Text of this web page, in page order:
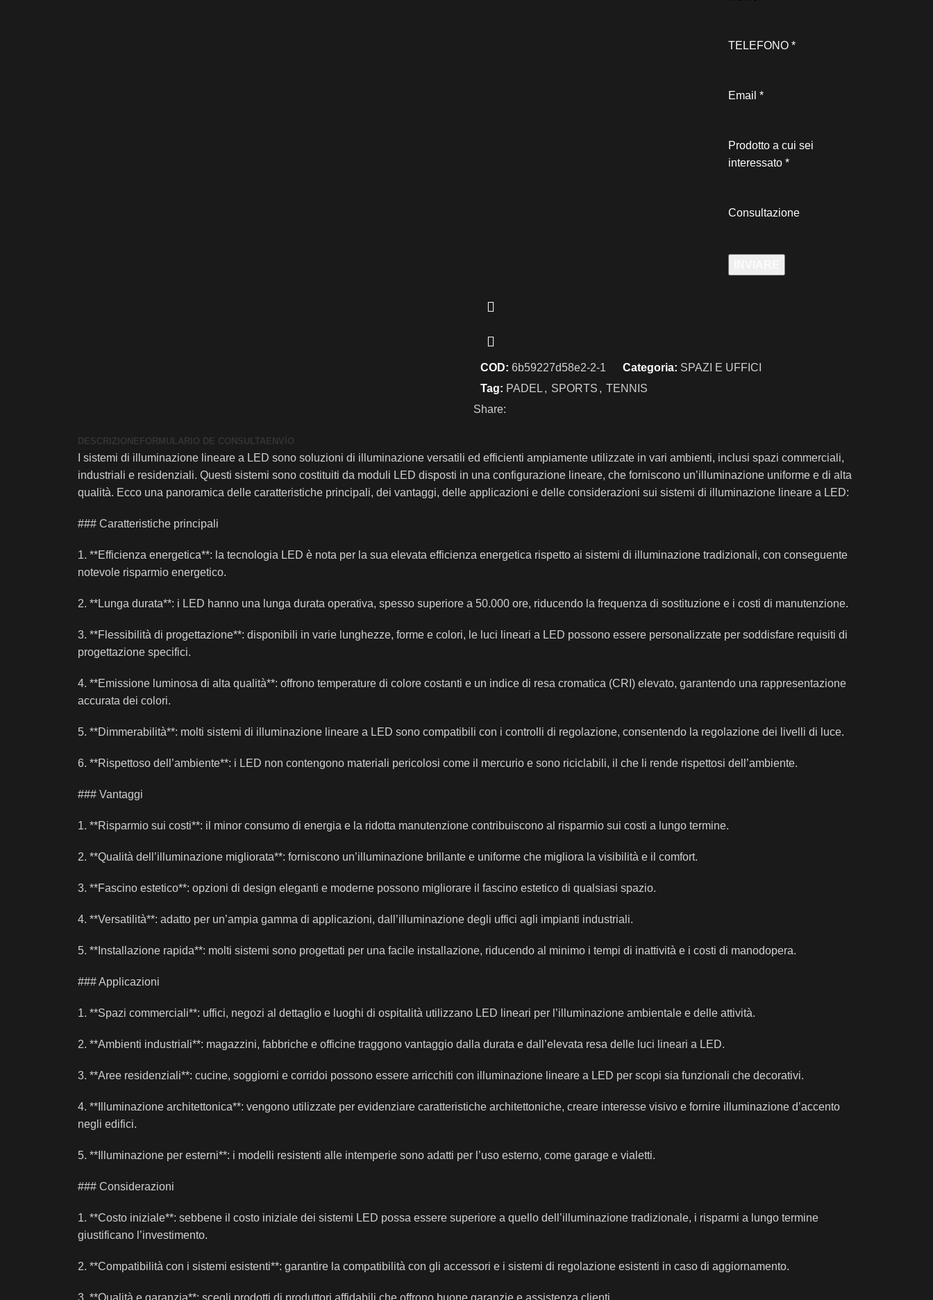
TELEFONO *
Email *
Prodotto a cui sei
interessato *
Consultazione
COD: 6b59227d58e2-2-1 Categoria: SPAZI E UFFICI
Tag: PADEL , SPORTS , TENNIS
Share:
DESCRIZIONE FORMULARIO DE CONSULTA ENVÍO
I sistemi di illuminazione lineare a LED sono soluzioni di illuminazione versatili ed efficienti ampiamente utilizzate in vari ambienti, inclusi spazi commerciali,
industriali e residenziali. Questi sistemi sono costituiti da moduli LED disposti in una configurazione lineare, che forniscono un’illuminazione uniforme e di alta
qualità. Ecco una panoramica delle caratteristiche principali, dei vantaggi, delle applicazioni e delle considerazioni sui sistemi di illuminazione lineare a LED:
### Caratteristiche principali
1. **Efficienza energetica**: la tecnologia LED è nota per la sua elevata efficienza energetica rispetto ai sistemi di illuminazione tradizionali, con conseguente
notevole risparmio energetico.
2. **Lunga durata**: i LED hanno una lunga durata operativa, spesso superiore a 50.000 ore, riducendo la frequenza di sostituzione e i costi di manutenzione.
3. **Flessibilità di progettazione**: disponibili in varie lunghezze, forme e colori, le luci lineari a LED possono essere personalizzate per soddisfare requisiti di
progettazione specifici.
4. **Emissione luminosa di alta qualità**: offrono temperature di colore costanti e un indice di resa cromatica (CRI) elevato, garantendo una rappresentazione
accurata dei colori.
5. **Dimmerabilità**: molti sistemi di illuminazione lineare a LED sono compatibili con i controlli di regolazione, consentendo la regolazione dei livelli di luce.
6. **Rispettoso dell’ambiente**: i LED non contengono materiali pericolosi come il mercurio e sono riciclabili, il che li rende rispettosi dell’ambiente.
### Vantaggi
1. **Risparmio sui costi**: il minor consumo di energia e la ridotta manutenzione contribuiscono al risparmio sui costi a lungo termine.
2. **Qualità dell’illuminazione migliorata**: forniscono un’illuminazione brillante e uniforme che migliora la visibilità e il comfort.
3. **Fascino estetico**: opzioni di design eleganti e moderne possono migliorare il fascino estetico di qualsiasi spazio.
4. **Versatilità**: adatto per un’ampia gamma di applicazioni, dall’illuminazione degli uffici agli impianti industriali.
5. **Installazione rapida**: molti sistemi sono progettati per una facile installazione, riducendo al minimo i tempi di inattività e i costi di manodopera.
### Applicazioni
1. **Spazi commerciali**: uffici, negozi al dettaglio e luoghi di ospitalità utilizzano LED lineari per l’illuminazione ambientale e delle attività.
2. **Ambienti industriali**: magazzini, fabbriche e officine traggono vantaggio dalla durata e dall’elevata resa delle luci lineari a LED.
3. **Aree residenziali**: cucine, soggiorni e corridoi possono essere arricchiti con illuminazione lineare a LED per scopi sia funzionali che decorativi.
4. **Illuminazione architettonica**: vengono utilizzate per evidenziare caratteristiche architettoniche, creare interesse visivo e fornire illuminazione d’accento
negli edifici.
5. **Illuminazione per esterni**: i modelli resistenti alle intemperie sono adatti per l’uso esterno, come garage e vialetti.
### Considerazioni
1. **Costo iniziale**: sebbene il costo iniziale dei sistemi LED possa essere superiore a quello dell’illuminazione tradizionale, i risparmi a lungo termine
giustificano l’investimento.
2. **Compatibilità con i sistemi esistenti**: garantire la compatibilità con gli accessori e i sistemi di regolazione esistenti in caso di aggiornamento.